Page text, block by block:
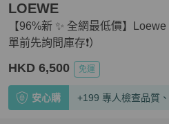
【96%新 ✨ 全網最低價】
單前先詢問庫存❗️）
LOEWE
HKD 6,500 免運
安心購 +199 專人檢查品質